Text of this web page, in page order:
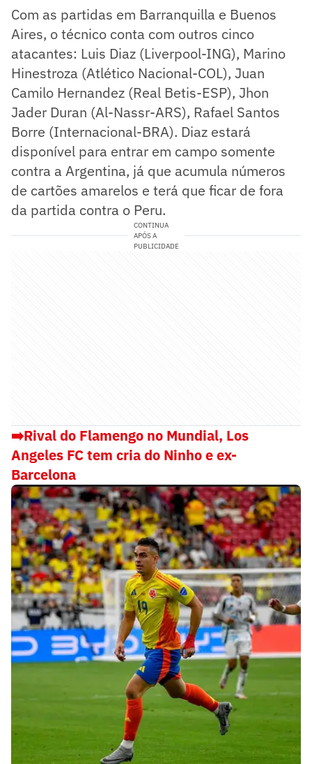
Com as partidas em Barranquilla e Buenos
Aires, o técnico conta com outros cinco
atacantes: Luis Diaz (Liverpool-ING), Marino
Hinestroza (Atlético Nacional-COL), Juan
Camilo Hernandez (Real Betis-ESP), Jhon
Jader Duran (Al-Nassr-ARS), Rafael Santos
Borre (Internacional-BRA). Diaz estará
disponível para entrar em campo somente
contra a Argentina, já que acumula números
de cartões amarelos e terá que ficar de fora
da partida contra o Peru.
CONTINUA
APÓS A
PUBLICIDADE
➡️Rival do Flamengo no Mundial, Los
Angeles FC tem cria do Ninho e ex-
Barcelona